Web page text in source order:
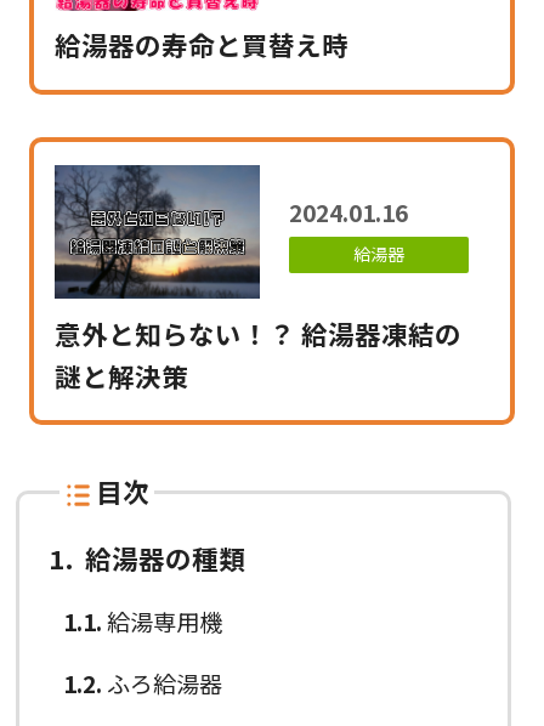
給湯器の寿命と買替え時
2024.01.16
給湯器
意外と知らない！？ 給湯器凍結の
謎と解決策
目次
1 給湯器の種類
1.1 給湯専用機
1.2 ふろ給湯器